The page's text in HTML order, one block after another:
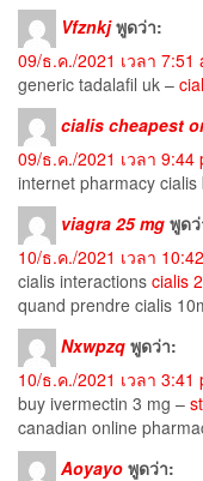
Vfznkj พูดว่า:
09/ธ.ค./2021 เวลา 7:51
generic tadalafil uk –
cialis cheapest
09/ธ.ค./2021 เวลา 9:44
internet pharmacy cialis
viagra 25 mg พูด
10/ธ.ค./2021 เวลา
cialis interactions cialis
quand prendre cialis
Nxwpzq พูดว่า:
10/ธ.ค./2021 เวลา 3:41
buy ivermectin 3 mg –
canadian online
Aoyayo พูดว่า: